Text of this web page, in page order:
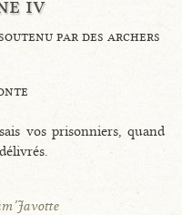
iv
par des archers
vos prisonniers, quand